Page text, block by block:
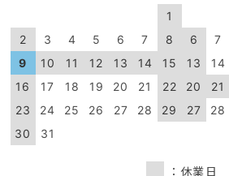
1
2
3 4 5 6 7
8
9
10 11 12 13 14
15
16
17 18 19 20 21
22
23
24 25 26 27 28
29
30
31
6
7
13
14
20
21
27
28
：休業日